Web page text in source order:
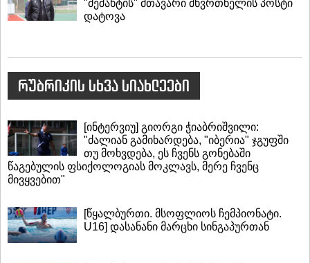
"მეშახტის" მთავარი მწვრთნელის პოსტი
დატოვა
რუბრიკის სხვა სიახლეები
[ინტერვიუ] გიორგი ჭიაბრიშვილი:
"ძალიან გამიხარდება, "იბერია" ჯგუფში
თუ მოხვდება, ეს ჩვენს გონებაში
წაგებულის ფსიქოლოგიას მოკლავს, მერე ჩვენც
მივყვებით"
[წყალბურთი. მსოფლიოს ჩემპიონატი.
U16] დასანანი მარცხი სინგაპურთან